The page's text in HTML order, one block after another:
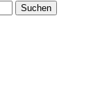
Suchen